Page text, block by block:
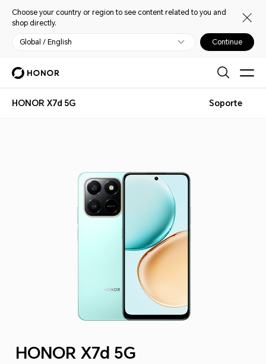
Choose your country or region to see content related to you and
shop directly.
Global / English Continue
HONOR X7d 5G Soporte
HONOR X7d 5G